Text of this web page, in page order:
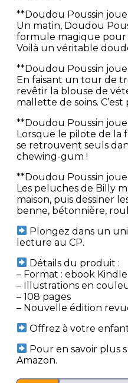
**Doudou Poussin
Un matin, Doudou
formule magique pour
Voilà un véritable
**Doudou Poussin
En faisant un tour de
revêtir la blouse de
mallette de soins.
**Doudou Poussin
Lorsque le pilote de la
se retrouvent seuls
chewing-gum !
**Doudou Poussin
Les peluches de Billy
maison, puis dessiner
benne, bétonnière,
Plongez dans un
lecture au CP.
Détails du produit :
– Format : ebook Kindle
– Illustrations en
– 108 pages
– Nouvelle édition
Offrez à votre
Pour en savoir plus
Amazon.